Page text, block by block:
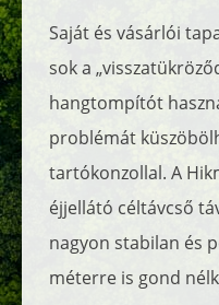
Saját és vásárlói
sok a
hangtompítót
problémát
tartókonzollal. A
éjjellátó céltávcső
nagyon stabilan és
méterre is gond